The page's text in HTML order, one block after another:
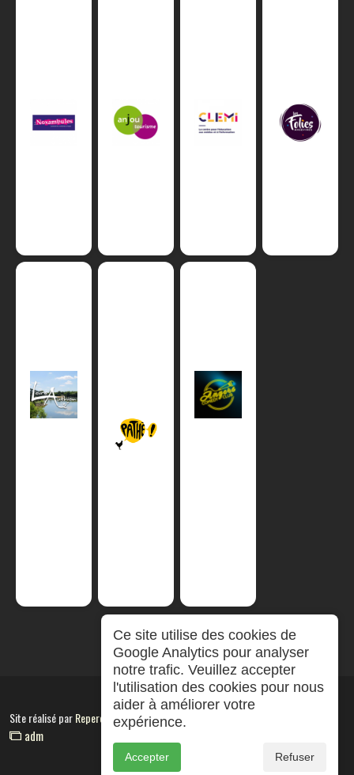
Site réalisé parRepereCom
adm
Ce site utilise des cookies de
Google Analytics pour analyser
notre trafic. Veuillez accepter
l'utilisation des cookies pour nous
aider à améliorer votre
expérience.
Accepter Refuser